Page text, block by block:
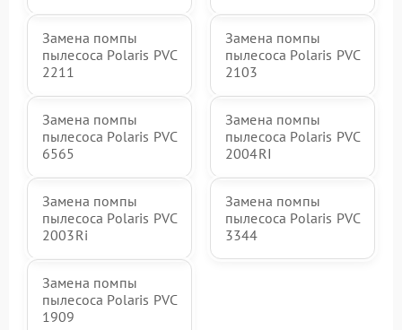
Замена помпы
пылесоса Polaris PVC
2211
Замена помпы
пылесоса Polaris PVC
2103
Замена помпы
пылесоса Polaris PVC
6565
Замена помпы
пылесоса Polaris PVC
2004RI
Замена помпы
пылесоса Polaris PVC
2003Ri
Замена помпы
пылесоса Polaris PVC
3344
Замена помпы
пылесоса Polaris PVC
1909